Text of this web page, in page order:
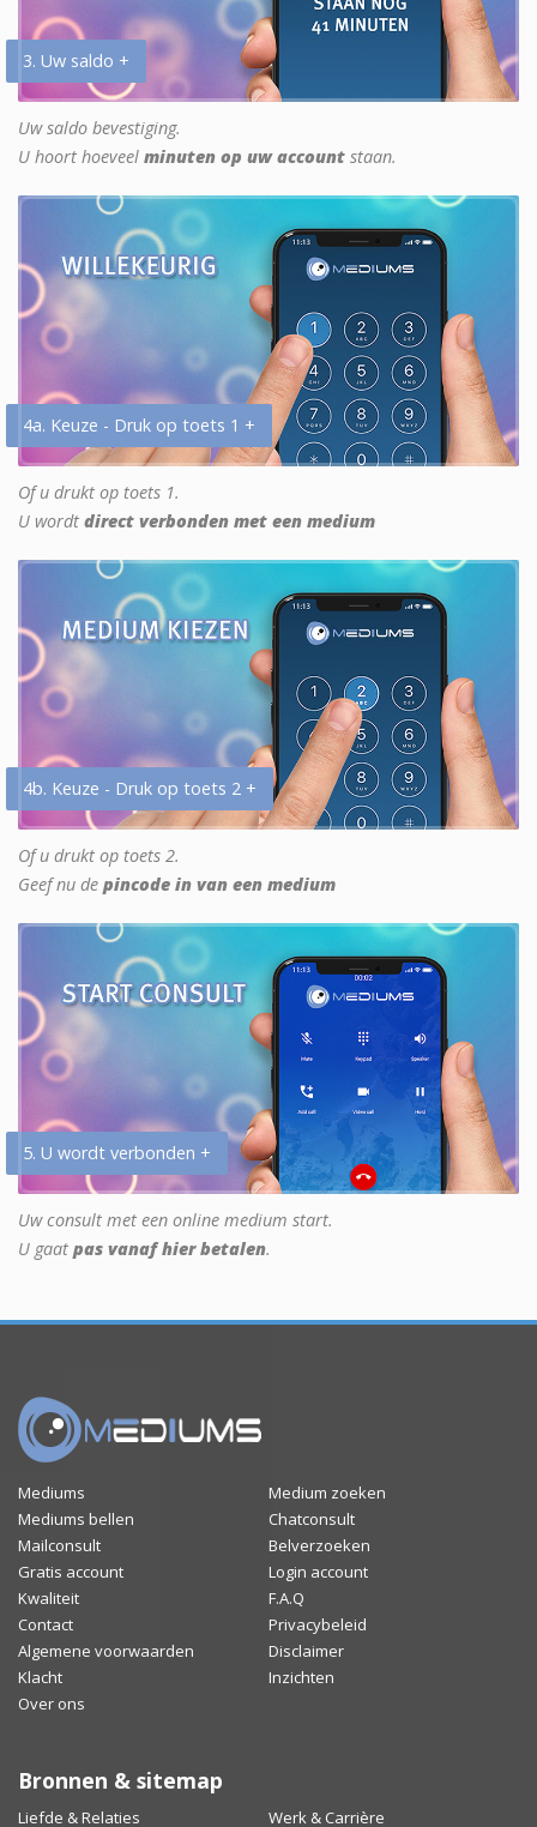
3. Uw saldo +
Uw saldo bevestiging.
U hoort hoeveel minuten op uw account staan.
4a. Keuze - Druk op toets 1 +
Of u drukt op toets 1.
U wordt direct verbonden met een medium
4b. Keuze - Druk op toets 2 +
Of u drukt op toets 2.
Geef nu de pincode in van een medium
5. U wordt verbonden +
Uw consult met een online medium start.
U gaat pas vanaf hier betalen.
Mediums
Medium zoeken
Mediums bellen
Chatconsult
Mailconsult
Belverzoeken
Gratis account
Login account
Kwaliteit
F.A.Q
Contact
Privacybeleid
Algemene voorwaarden
Disclaimer
Klacht
Inzichten
Over ons
Bronnen & sitemap
Liefde & Relaties Werk & Carrière